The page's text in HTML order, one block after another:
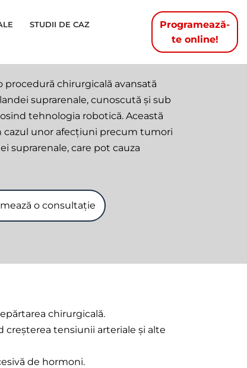
STUDII DE CAZ
Programează-
te online!
chirurgicală avansată
suprarenale, cunoscută și sub
tehnologia robotică. Această
cazul unor afecțiuni precum tumori
suprarenale, care pot cauza
o consultație
chirurgicală.
tensiunii arteriale și alte
de hormoni.